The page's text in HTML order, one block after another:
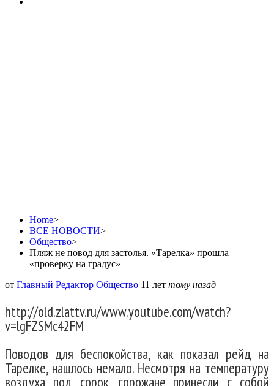
Home>
ВСЕ НОВОСТИ>
Общество>
Пляж не повод для застолья. «Тарелка» прошла
«проверку на градус»
от Главный Редактор Общество 11 лет тому назад
http://old.zlattv.ru/www.youtube.com/watch?
v=lgFZSMc42FM
Поводов для беспокойства, как показал рейд на
Тарелке, нашлось немало. Несмотря на температуру
воздуха под сорок, горожане принесли с собой